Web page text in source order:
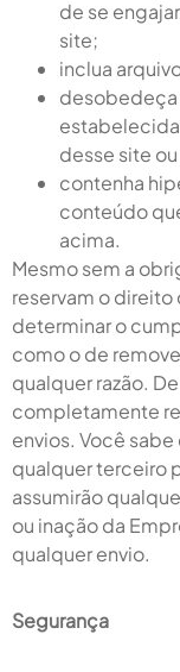
de se
site;
inclua
desobedeça
desse site
contenha
conteúdo
acima.
Mesmo sem a
reservam o direito
determinar o
como o de
qualquer razão.
completamente
envios. Você
qualquer terceiro
assumirão
ou inação da
qualquer envio.
Segurança